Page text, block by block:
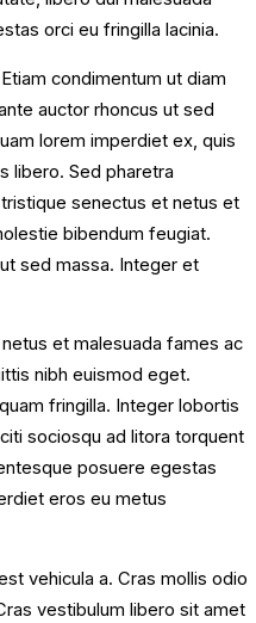
orci eu fringilla lacinia.
condimentum ut diam
auctor rhoncus ut sed
lorem imperdiet ex, quis
libero. Sed pharetra
senectus et netus et
bibendum feugiat.
sed massa. Integer et
et malesuada fames ac
nibh euismod eget.
fringilla. Integer lobortis
sociosqu ad litora torquent
posuere egestas
eros eu metus
vehicula a. Cras mollis odio
vestibulum libero sit amet